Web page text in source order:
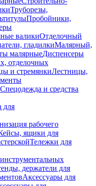
Труборезы,
Пробойники,
валикиОтделочный
гладилкиМалярный,
малярныеДиспенсеры
отделочных
и стремянкиЛестницы,
Спецодежда и средства
для
рабочего
ящики для
Тележки для
держатели для
Аксессуары для